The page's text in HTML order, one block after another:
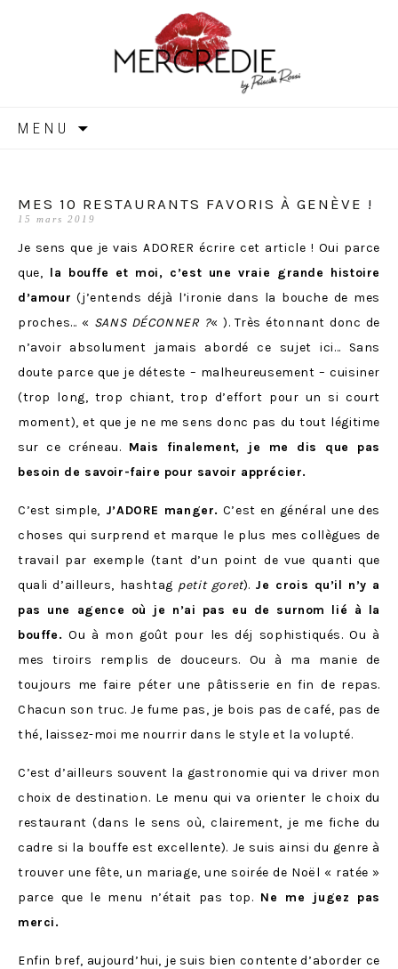
MERCREDIE
MENU
MES 10 RESTAURANTS FAVORIS À GENÈVE !
15 mars 2019
Je sens que je vais ADORER écrire cet article ! Oui parce
que, la bouffe et moi, c’est une vraie grande histoire
d’amour (j’entends déjà l’ironie dans la bouche de mes
proches… « SANS DÉCONNER ?« ). Très étonnant donc de
n’avoir absolument jamais abordé ce sujet ici… Sans
doute parce que je déteste – malheureusement – cuisiner
(trop long, trop chiant, trop d’effort pour un si court
moment), et que je ne me sens donc pas du tout légitime
sur ce créneau. Mais finalement, je me dis que pas
besoin de savoir-faire pour savoir apprécier.
C’est simple, J’ADORE manger. C’est en général une des
choses qui surprend et marque le plus mes collègues de
travail par exemple (tant d’un point de vue quanti que
quali d’ailleurs, hashtag petit goret). Je crois qu’il n’y a
pas une agence où je n’ai pas eu de surnom lié à la
bouffe. Ou à mon goût pour les déj sophistiqués. Ou à
mes tiroirs remplis de douceurs. Ou à ma manie de
toujours me faire péter une pâtisserie en fin de repas.
Chacun son truc. Je fume pas, je bois pas de café, pas de
thé, laissez-moi me nourrir dans le style et la volupté.
C’est d’ailleurs souvent la gastronomie qui va driver mon
choix de destination. Le menu qui va orienter le choix du
restaurant (dans le sens où, clairement, je me fiche du
cadre si la bouffe est excellente). Je suis ainsi du genre à
trouver une fête, un mariage, une soirée de Noël « ratée »
parce que le menu n’était pas top. Ne me jugez pas
merci.
Enfin bref, aujourd’hui, je suis bien contente d’aborder ce